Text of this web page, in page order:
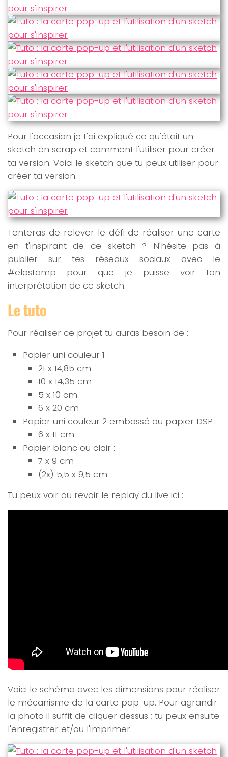
Pour l'occasion je t'ai expliqué ce qu'était un
sketch en scrap et comment l'utiliser pour créer
ta version. Voici le sketch que tu peux utiliser pour
créer ta version.
Tenteras de relever le défi de réaliser une carte
en t'inspirant de ce sketch ? N'hésite pas à
publier sur tes réseaux sociaux avec le
#elostamp pour que je puisse voir ton
interprétation de ce sketch.
Le tuto
Pour réaliser ce projet tu auras besoin de :
Papier uni couleur 1 :
21 x 14,85 cm
10 x 14,35 cm
5 x 10 cm
6 x 20 cm
Papier uni couleur 2 embossé ou papier DSP :
6 x 11 cm
Papier blanc ou clair :
7 x 9 cm
(2x) 5,5 x 9,5 cm
Tu peux voir ou revoir le replay du live ici :
Voici le schéma avec les dimensions pour réaliser
le mécanisme de la carte pop-up. Pour agrandir
la photo il suffit de cliquer dessus ; tu peux ensuite
l'enregistrer et/ou l'imprimer.